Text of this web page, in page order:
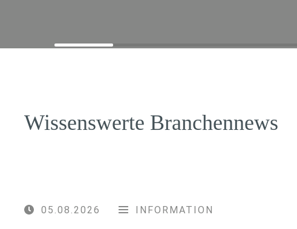
Wissenswerte Branchennews
05.08.2026 INFORMATION